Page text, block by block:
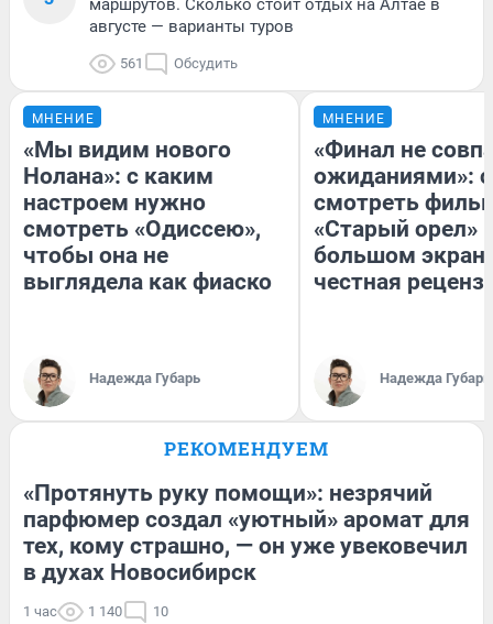
маршрутов. Сколько стоит отдых на Алтае в
августе — варианты туров
561 Обсудить
МНЕНИЕ
«Мы видим нового
Нолана»: с каким
настроем нужно
смотреть «Одиссею»,
чтобы она не
выглядела как фиаско
Надежда Губарь
МНЕНИЕ
«Финал не
ожиданиями»:
смотреть
«Старый орел»
большом
честная
Надежда Губарь
РЕКОМЕНДУЕМ
«Протянуть руку помощи»: незрячий
парфюмер создал «уютный» аромат для
тех, кому страшно, — он уже увековечил
в духах Новосибирск
1 час 1 140 10